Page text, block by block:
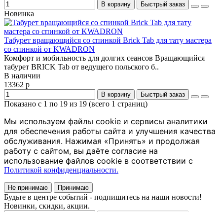
В корзину Быстрый заказ
Новинка
Табурет вращающийся со спинкой Brick Tab для тату мастера
со спинкой от KWADRON
Комфорт и мобильность для долгих сеансов Вращающийся
табурет BRICK Tab от ведущего польского б..
В наличии
13362 р
В корзину Быстрый заказ
Показано с 1 по 19 из 19 (всего 1 страниц)
Мы используем файлы cookie и сервисы аналитики
для обеспечения работы сайта и улучшения качества
обслуживания. Нажимая «Принять» и продолжая
работу с сайтом, вы даёте согласие на
использование файлов cookie в соответствии с
Политикой конфиденциальности.
Не принимаю Принимаю
Будьте в центре событий - подпишитесь на наши новости!
Новинки, скидки, акции.